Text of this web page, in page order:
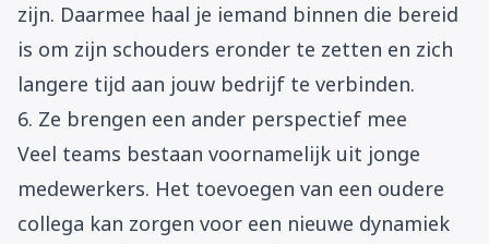
zijn. Daarmee haal je iemand binnen die bereid
is om zijn schouders eronder te zetten en zich
langere tijd aan jouw bedrijf te verbinden.
6. Ze brengen een ander perspectief mee
Veel teams bestaan voornamelijk uit jonge
medewerkers. Het toevoegen van een oudere
collega kan zorgen voor een nieuwe dynamiek